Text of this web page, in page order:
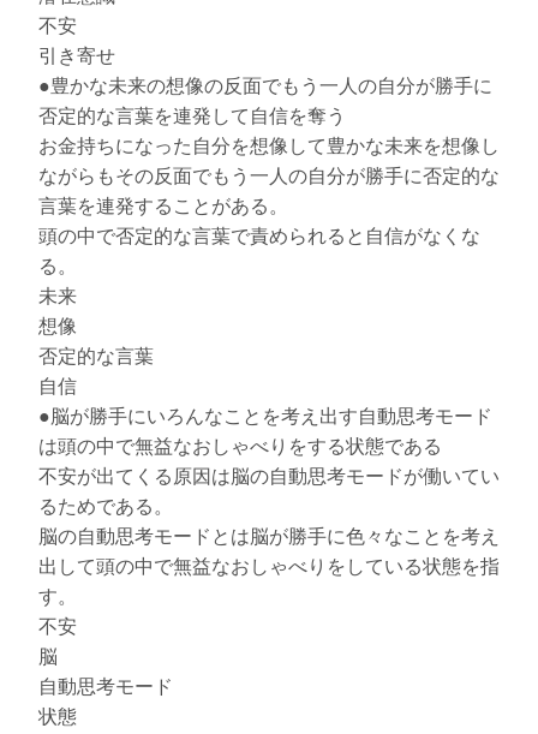
不安
引き寄せ
●豊かな未来の想像の反面でもう一人の自分が勝手に
否定的な言葉を連発して自信を奪う
お金持ちになった自分を想像して豊かな未来を想像し
ながらもその反面でもう一人の自分が勝手に否定的な
言葉を連発することがある。
頭の中で否定的な言葉で責められると自信がなくな
る。
未来
想像
否定的な言葉
自信
●脳が勝手にいろんなことを考え出す自動思考モード
は頭の中で無益なおしゃべりをする状態である
不安が出てくる原因は脳の自動思考モードが働いてい
るためである。
脳の自動思考モードとは脳が勝手に色々なことを考え
出して頭の中で無益なおしゃべりをしている状態を指
す。
不安
脳
自動思考モード
状態